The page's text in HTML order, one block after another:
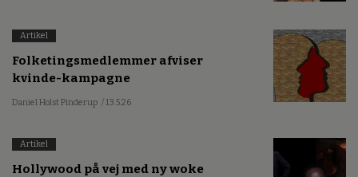
Artikel
Folketingsmedlemmer afviser
kvinde-kampagne
Daniel Holst Pinderup / 13.5.26
Artikel
Hollywood på vej med ny woke